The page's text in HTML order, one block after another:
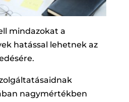
mindazokat a
hatással lehetnek az
nagymértékben